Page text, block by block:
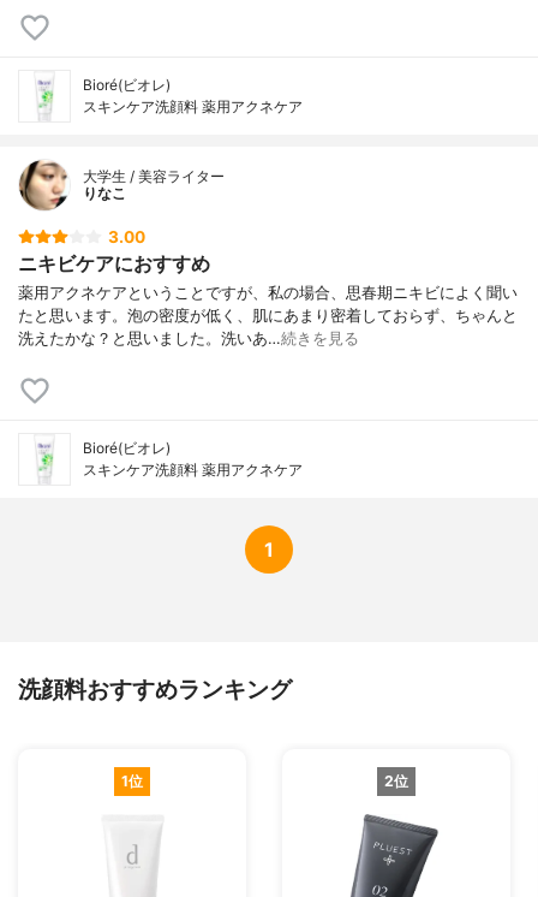
Bioré(ビオレ)
スキンケア洗顔料 薬用アクネケア
大学生 / 美容ライター
りなこ
3.00
ニキビケアにおすすめ
薬用アクネケアということですが、私の場合、思春期ニキビによく聞い
たと思います。泡の密度が低く、肌にあまり密着しておらず、ちゃんと
洗えたかな？と思いました。洗いあ…続きを見る
Bioré(ビオレ)
スキンケア洗顔料 薬用アクネケア
1
洗顔料おすすめランキング
1位 2位